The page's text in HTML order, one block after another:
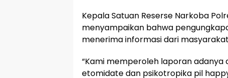
Kepala Satuan Reserse Narkoba
menyampaikan bahwa
menerima informasi dari
“Kami memperoleh laporan
etomidate dan psikotropika pil